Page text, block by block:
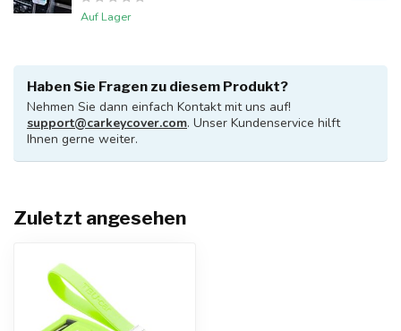
Auf Lager
Haben Sie Fragen zu diesem Produkt?
Nehmen Sie dann einfach Kontakt mit uns auf!
support@carkeycover.com. Unser Kundenservice hilft
Ihnen gerne weiter.
Zuletzt angesehen